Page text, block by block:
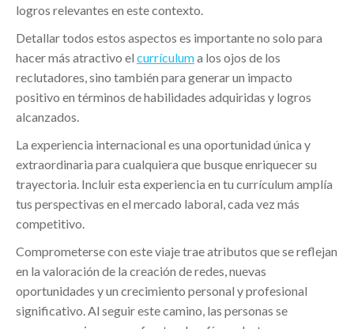
logros relevantes en este contexto.
Detallar todos estos aspectos es importante no solo para
hacer más atractivo el currículuma los ojos de los
reclutadores, sino también para generar un impacto
positivo en términos de habilidades adquiridas y logros
alcanzados.
La experiencia internacional es una oportunidad única y
extraordinaria para cualquiera que busque enriquecer su
trayectoria. Incluir esta experiencia en tu currículum amplía
tus perspectivas en el mercado laboral, cada vez más
competitivo.
Comprometerse con este viaje trae atributos que se reflejan
en la valoración de la creación de redes, nuevas
oportunidades y un crecimiento personal y profesional
significativo. Al seguir este camino, las personas se